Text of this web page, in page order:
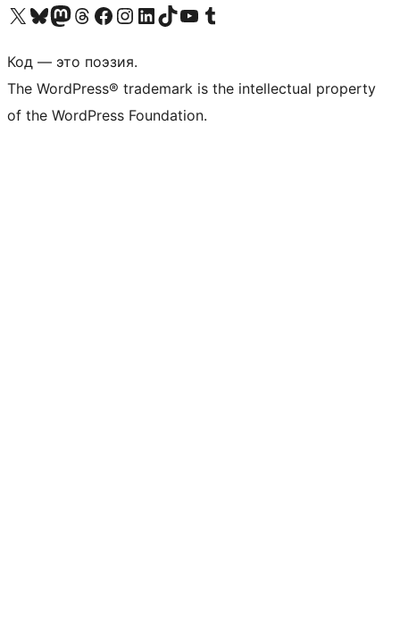
Посетите нас в X (ранее Twitter)
Посетите нашу учётную запись в Bluesky
Посетите нашу ленту в Mastodon
Посетите нашу учётную запись в Threads
Посетите нашу страницу на Facebook
Посетите наш Instagram
Посетите нашу страницу в LinkedIn
Посетите нашу учётную запись в TikTok
Посетите наш канал YouTube
Посетите нашу учётную запись в Tumblr
Код — это поэзия.
The WordPress® trademark is the intellectual property
of the WordPress Foundation.